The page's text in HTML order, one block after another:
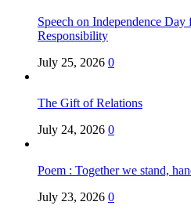
Speech on Independence
Responsibility
July 25, 2026 0
The Gift of Relations
July 24, 2026 0
Poem : Together we stand,
July 23, 2026 0